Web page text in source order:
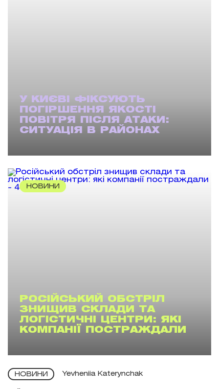
У КИЄВІ ФІКСУЮТЬ
ПОГІРШЕННЯ ЯКОСТІ
ПОВІТРЯ ПІСЛЯ АТАКИ:
СИТУАЦІЯ В РАЙОНАХ
НОВИНИ
РОСІЙСЬКИЙ ОБСТРІЛ
ЗНИЩИВ СКЛАДИ ТА
ЛОГІСТИЧНІ ЦЕНТРИ: ЯКІ
КОМПАНІЇ ПОСТРАЖДАЛИ
НОВИНИ Yevheniia Katerynchak